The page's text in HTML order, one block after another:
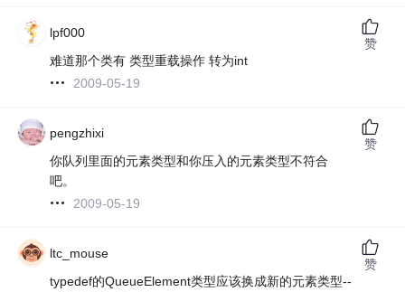
lpf000
难道那个类有 类型重载操作 转为int
2009-05-19
赞
pengzhixi
你队列里面的元素类型和你压入的元素类型不符合
吧。
2009-05-19
赞
ltc_mouse
typedef的QueueElement类型应该换成新的元素类型--
赞